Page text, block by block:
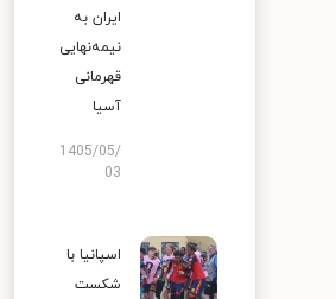
ایران به
نیمه‌نهایی
قهرمانی
آسیا
1405/05/
03
اسپانیا با
شکست